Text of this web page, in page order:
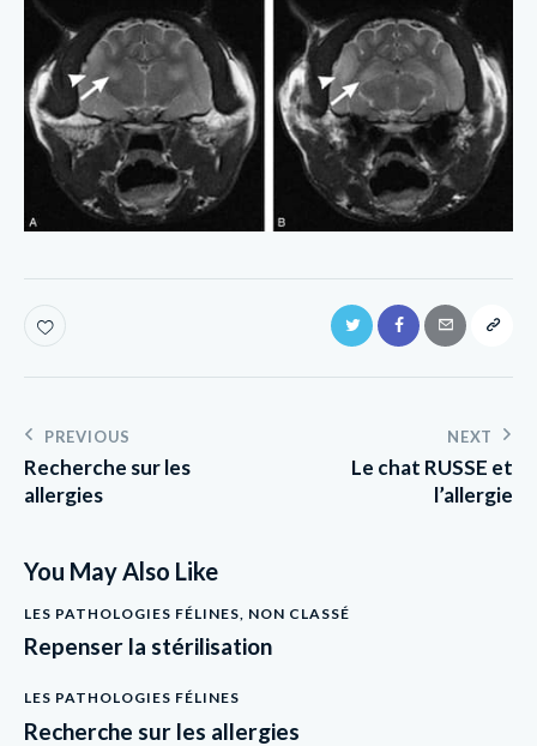
PREVIOUS
Recherche sur les
allergies
NEXT
Le chat RUSSE et
l’allergie
You May Also Like
LES PATHOLOGIES FÉLINES NON CLASSÉ
Repenser la stérilisation
LES PATHOLOGIES FÉLINES
Recherche sur les allergies